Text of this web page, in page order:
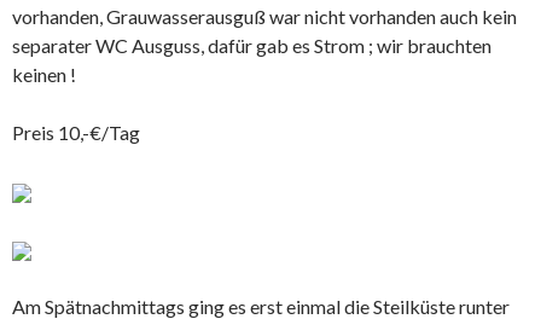
vorhanden, Grauwasserausguß war nicht vorhanden auch kein
separater WC Ausguss, dafür gab es Strom ; wir brauchten
keinen !
Preis 10,-€/Tag
Am Spätnachmittags ging es erst einmal die Steilküste runter